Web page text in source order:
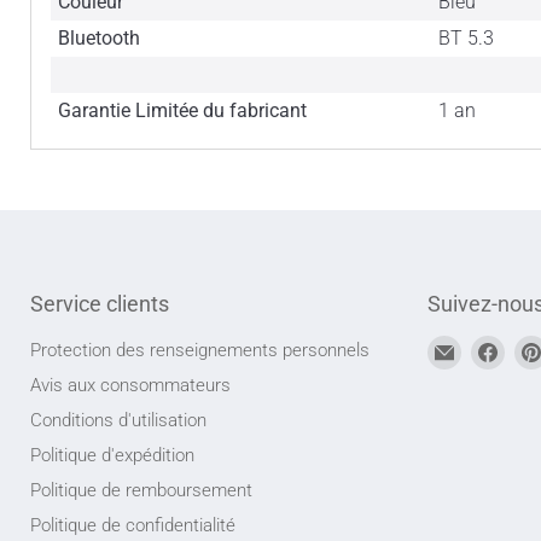
Bluetooth
BT 5.3
Garantie Limitée du fabricant 1 an
Service clients
Protection des renseignements personnels
Avis aux consommateurs
Conditions d'utilisation
Politique d'expédition
Politique de remboursement
Politique de confidentialité
Suivez-
Trouvez-